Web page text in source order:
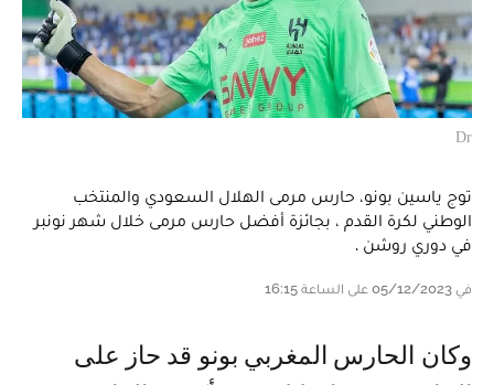
Dr
توج ياسين بونو، حارس مرمى الهلال السعودي والمنتخب
الوطني لكرة القدم ، بجائزة أفضل حارس مرمى خلال شهر نونبر
في دوري روشن .
في 05/12/2023 على الساعة 16:15
وكان الحارس المغربي بونو قد حاز على